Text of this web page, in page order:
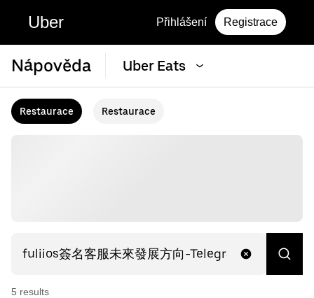
Uber Přihlášení Registrace
Nápověda Uber Eats
Restaurace Restaurace
5 results